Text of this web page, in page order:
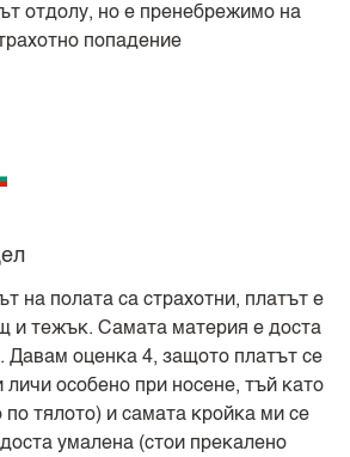
отдолу, но е пренебрежимо на
попадение
на полата са страхотни, платът е
и тежък. Самата материя е доста
Давам оценка 4, защото платът се
личи особено при носене, тъй като
по тялото) и самата кройка ми се
умалена (стои прекалено